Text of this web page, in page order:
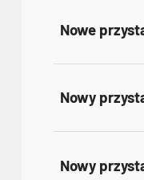
Nowe
Nowy
Nowy